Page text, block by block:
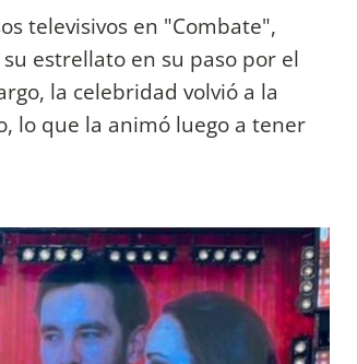
televisivos en "Combate",
estrellato en su paso por el
la celebridad volvió a la
lo que la animó luego a tener